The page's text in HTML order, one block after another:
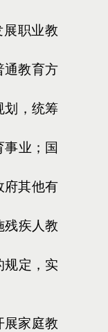
职业教
通教育方
划，统筹
业；国
府其他有
残疾人教
规定，实
展家庭教